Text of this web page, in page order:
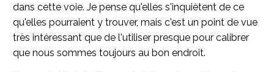
dans cette voie. Je pense qu'elles s'inquiètent de ce
qu'elles pourraient y trouver, mais c'est un point de vue
très intéressant que de l'utiliser presque pour calibrer
que nous sommes toujours au bon endroit.